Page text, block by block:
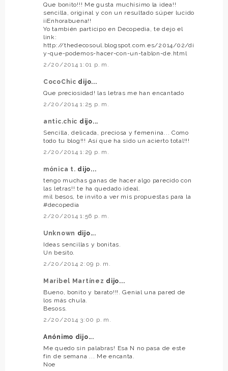
Que bonito!!! Me gusta muchísimo la idea!!
sencilla, original y con un resultado súper lucido
¡¡Enhorabuena!!
Yo también participo en Decopedia, te dejo el
link:
http://thedecosoul.blogspot.com.es/2014/02/di
y-que-podemos-hacer-con-un-tablon-de.html
2/20/2014 1:01 p. m.
CocoChic dijo...
Que preciosidad! las letras me han encantado
2/20/2014 1:25 p. m.
antic.chic dijo...
Sencilla, delicada, preciosa y femenina... Como
todo tu blog!!! Así que ha sido un acierto total!!!
2/20/2014 1:29 p. m.
mónica t. dijo...
tengo muchas ganas de hacer algo parecido con
las letras!! te ha quedado ideal.
mil besos, te invito a ver mis propuestas para la
#decopedia
2/20/2014 1:56 p. m.
Unknown dijo...
Ideas sencillas y bonitas.
Un besito.
2/20/2014 2:09 p. m.
Maribel Martínez dijo...
Bueno, bonito y barato!!!. Genial una pared de
los más chula.
Besoss.
2/20/2014 3:00 p. m.
Anónimo dijo...
Me quedo sin palabras! Esa N no pasa de este
fin de semana ... Me encanta.
Noe